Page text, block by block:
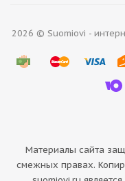
2026 © Suomiovi -
Материалы сайта
смежных правах.